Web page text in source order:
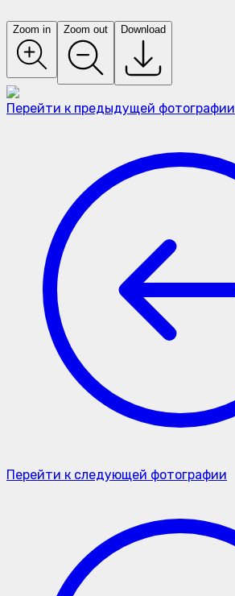
Zoom in Zoom out Download
Перейти к предыдущей фотографии
Перейти к следующей фотографии